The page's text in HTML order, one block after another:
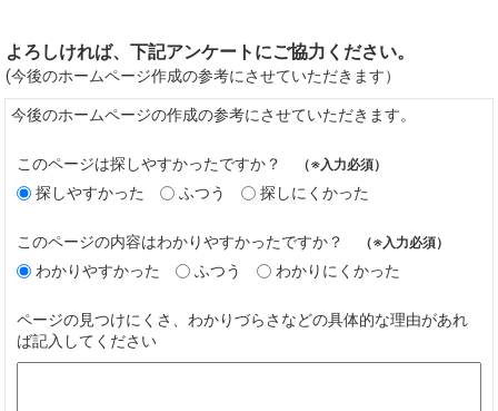
よろしければ、下記アンケートにご協力ください。
(今後のホームページ作成の参考にさせていただきます）
今後のホームページの作成の参考にさせていただきます。
このページは探しやすかったですか？ （※入力必須）
探しやすかった ふつう 探しにくかった
このページの内容はわかりやすかったですか？ （※入力必須）
わかりやすかった ふつう わかりにくかった
ページの見つけにくさ、わかりづらさなどの具体的な理由があれ
ば記入してください